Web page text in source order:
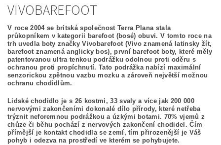
VIVOBAREFOOT
V roce 2004 se britská společnost Terra Plana stala
průkopníkem v kategorii barefoot (bosé) obuvi. V tomto roce na
trh uvedla boty značky Vivobarefoot (Vivo znamená latinsky žít,
barefoot znamená anglicky bos), první barefoot boty, které měly
patentovanou ultra tenkou podrážku odolnou proti oděru s
ochranou proti propíchnutí. Tato podrážka nabízí maximální
senzorickou zpětnou vazbu mozku a zároveň největší možnou
ochranu chodidlům.
Lidské chodidlo je s 26 kostmi, 33 svaly a více jak 200 000
nervovými zakončeními dokonalé dílo přírody, které netřeba
trýznit neforemnou podrážkou a úzkými botami. 70% vjemů z
chůze či běhu pochází z nervových zakončení chodidel. Čím
přímější je kontakt chodidla se zemí, tím přirozenější je Váš
pohyb i odezva na prostředí ve kterém se pohybujete.